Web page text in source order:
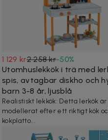
1 129 kr2 258 kr-50%
Utomhuslekkök i trä med
spis, avtagbar diskho och
barn 3-8 år, ljusblå
Realistiskt lekkök: Detta lerkök är
modellerat efter ett riktigt kök
kokplatto...